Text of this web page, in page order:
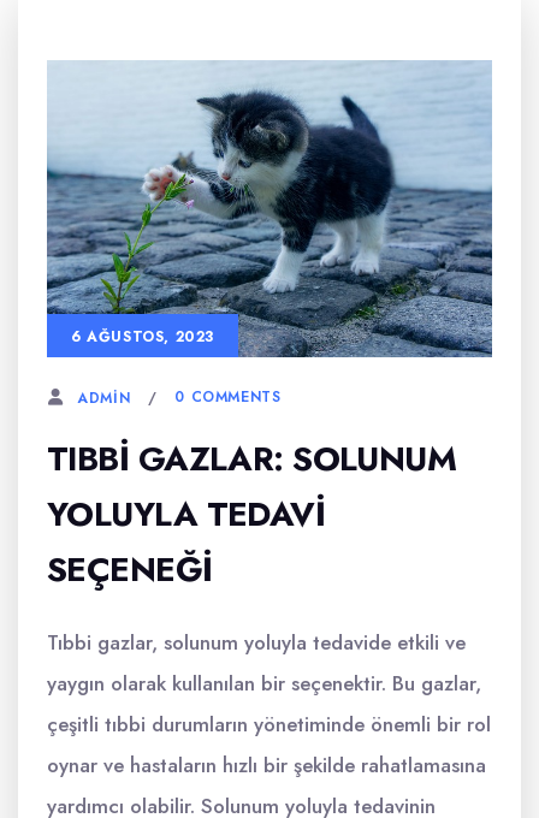
6 AĞUSTOS, 2023
ADMIN 0 COMMENTS
TIBBI GAZLAR: SOLUNUM
YOLUYLA TEDAVI
SEÇENEĞI
Tıbbi gazlar, solunum yoluyla tedavide etkili ve
yaygın olarak kullanılan bir seçenektir. Bu gazlar,
çeşitli tıbbi durumların yönetiminde önemli bir rol
oynar ve hastaların hızlı bir şekilde rahatlamasına
yardımcı olabilir. Solunum yoluyla tedavinin